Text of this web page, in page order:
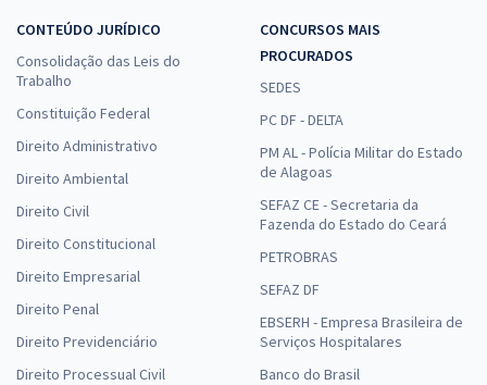
CONTEÚDO JURÍDICO
Consolidação das Leis do
Trabalho
Constituição Federal
Direito Administrativo
Direito Ambiental
Direito Civil
Direito Constitucional
Direito Empresarial
Direito Penal
Direito Previdenciário
Direito Processual Civil
CONCURSOS MAIS
PROCURADOS
SEDES
PC DF - DELTA
PM AL - Polícia Militar do Estado
de Alagoas
SEFAZ CE - Secretaria da
Fazenda do Estado do Ceará
PETROBRAS
SEFAZ DF
EBSERH - Empresa Brasileira de
Serviços Hospitalares
Banco do Brasil